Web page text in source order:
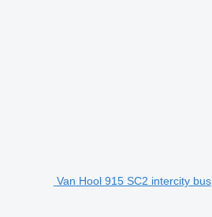
Van Hool 915 SC2 intercity bus